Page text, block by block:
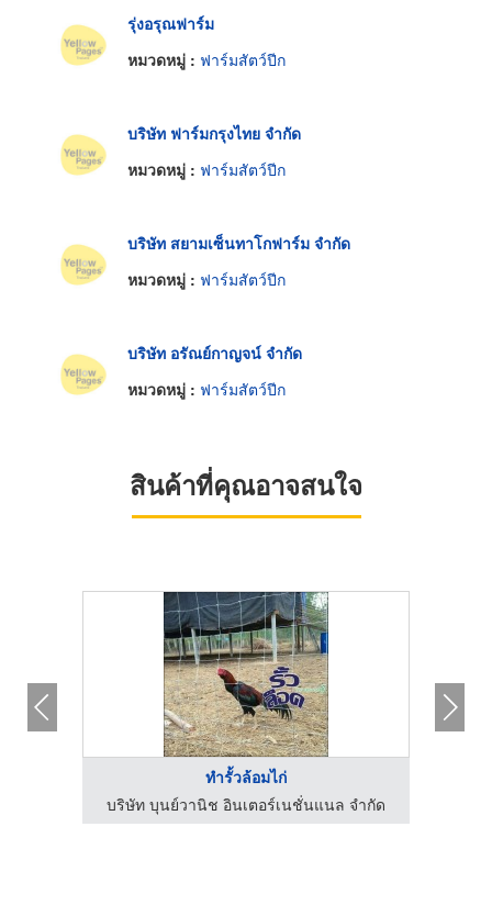
รุ่งอรุณฟาร์ม
หมวดหมู่ : ฟาร์มสัตว์ปีก
บริษัท ฟาร์มกรุงไทย จำกัด
หมวดหมู่ : ฟาร์มสัตว์ปีก
บริษัท สยามเซ็นทาโกฟาร์ม จำกัด
หมวดหมู่ : ฟาร์มสัตว์ปีก
บริษัท อรัณย์กาญจน์ จำกัด
หมวดหมู่ : ฟาร์มสัตว์ปีก
สินค้าที่คุณอาจสนใจ
ทำรั้วล้อมไก่
บริษัท บุนย์วานิช อินเตอร์เนชั่นแนล จำกัด